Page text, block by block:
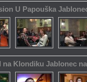
U Papouška
na Klondiku Jablonec